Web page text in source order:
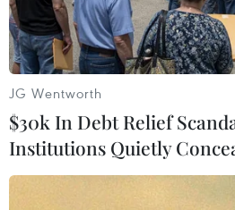
pháp bảo vệ pháp lý mới
chuyển dữ liệu người dùng
JG Wentworth
$30k In Debt Relief
Institutions Quietly